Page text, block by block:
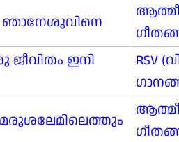
ഞാനേശുവിനെ
ഇനി
RSV